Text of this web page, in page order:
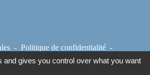
- Politique de confidentialité -
- Plan du site - Gestion des cookies
and gives you control over what you want